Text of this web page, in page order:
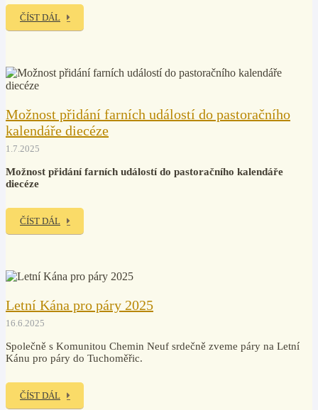
ČÍST DÁL
Možnost přidání farních událostí do pastoračního
kalendáře diecéze
1.7.2025
Možnost přidání farních událostí do pastoračního kalendáře
diecéze
ČÍST DÁL
Letní Kána pro páry 2025
16.6.2025
Společně s Komunitou Chemin Neuf srdečně zveme páry na Letní
Kánu pro páry do Tuchoměřic.
ČÍST DÁL